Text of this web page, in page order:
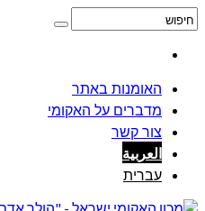
האומנות באתר
מדברים על האקומי
צור קשר
العربية
עברית